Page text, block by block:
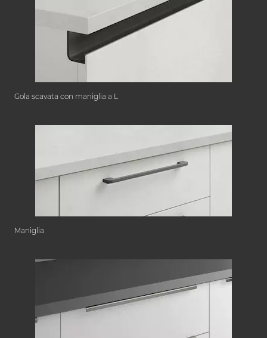
Gola scavata con maniglia a L
Maniglia